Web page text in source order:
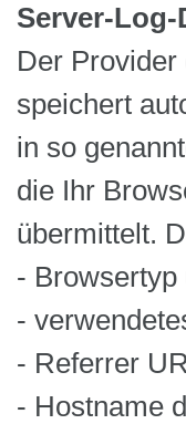
Server-Log-
Der Provider
speichert
in so
die Ihr
übermittelt.
-
-
- Referrer
- Hostname